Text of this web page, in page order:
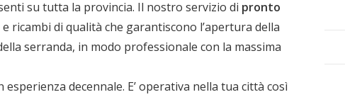
su tutta la provincia. Il nostro servizio di pronto
ricambi di qualità che garantiscono l’apertura della
serranda, in modo professionale con la massima
decennale. E’ operativa nella tua città così